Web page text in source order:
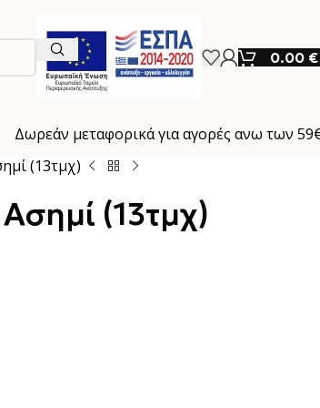
0.00 €
Δωρεάν μεταφορικά για αγορές ανω των
(13τμχ)
(13τμχ)